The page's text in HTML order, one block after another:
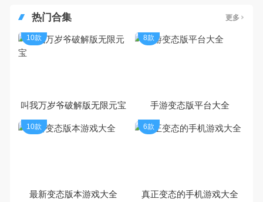
热门合集 更多
叫我万岁爷破解版无限元宝
10款
手游变态版平台大全
8款
最新变态版本游戏大全
10款
真正变态的手机游戏大全
6款